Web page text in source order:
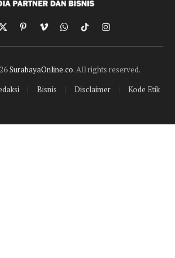
X
(Twitter)
PinterestVimeoWhatsApp
TikTokInstagram
SurabayaOnline.co. All rights reserved.
Bisnis Disclaimer Kode Etik